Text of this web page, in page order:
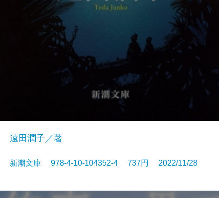
遠田潤子／著
新潮文庫 978-4-10-104352-4 737円 2022/11/28